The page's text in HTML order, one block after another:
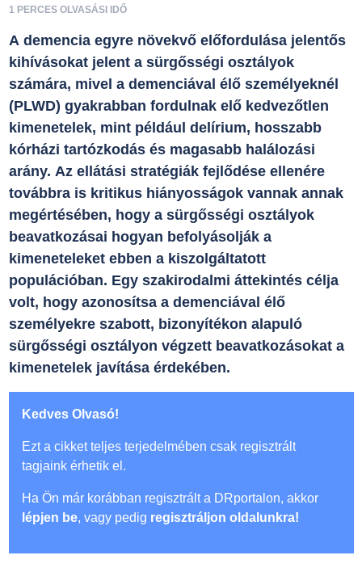
1 PERCES OLVASÁSI IDŐ
A demencia egyre növekvő előfordulása jelentős
kihívásokat jelent a sürgősségi osztályok
számára, mivel a demenciával élő személyeknél
(PLWD) gyakrabban fordulnak elő kedvezőtlen
kimenetelek, mint például delírium, hosszabb
kórházi tartózkodás és magasabb halálozási
arány. Az ellátási stratégiák fejlődése ellenére
továbbra is kritikus hiányosságok vannak annak
megértésében, hogy a sürgősségi osztályok
beavatkozásai hogyan befolyásolják a
kimeneteleket ebben a kiszolgáltatott
populációban. Egy szakirodalmi áttekintés célja
volt, hogy azonosítsa a demenciával élő
személyekre szabott, bizonyítékon alapuló
sürgősségi osztályon végzett beavatkozásokat a
kimenetelek javítása érdekében.
Kedves Olvasó!
Ezt a cikket teljes terjedelmében csak regisztrált
tagjaink érhetik el.
Ha Ön már korábban regisztrált a DRportalon, akkor
lépjen be, vagy pedig regisztráljon oldalunkra!